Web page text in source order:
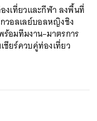
งเที่ยวและกีฬา ลงพื้นที่
วอลเลย์บอลหญิงชิง
อมทีมงาน–มาตรการ
ชียร์ควบคู่ท่องเที่ยว